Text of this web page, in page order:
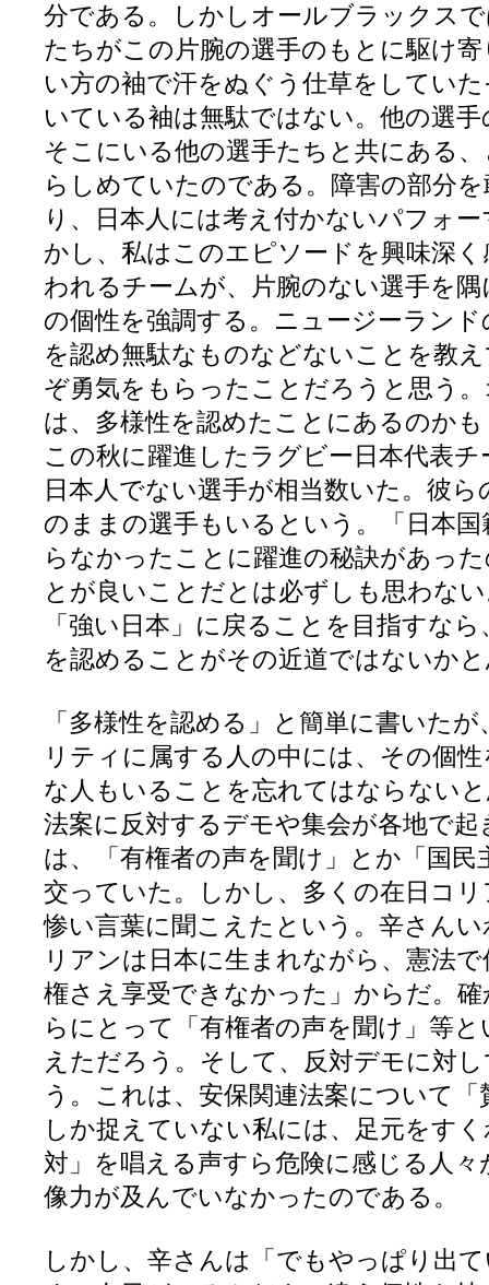
分である。しかしオールブラックス
たちがこの片腕の選手のもとに駆け
い方の袖で汗をぬぐう仕草をしてい
いている袖は無駄ではない。他の選
そこにいる他の選手たちと共にある
らしめていたのである。障害の部分
り、日本人には考え付かないパフォ
かし、私はこのエピソードを興味深
われるチームが、片腕のない選手を
の個性を強調する。ニュージーラン
を認め無駄なものなどないことを教
ぞ勇気をもらったことだろうと思う
は、多様性を認めたことにあるのか
この秋に躍進したラグビー日本代表
日本人でない選手が相当数いた。彼
のままの選手もいるという。「日本
らなかったことに躍進の秘訣があっ
とが良いことだとは必ずしも思わな
「強い日本」に戻ることを目指すな
を認めることがその近道ではない
「多様性を認める」と簡単に書いた
リティに属する人の中には、その個
な人もいることを忘れてはならない
法案に反対するデモや集会が各地で
は、「有権者の声を聞け」とか「国
交っていた。しかし、多くの在日コ
惨い言葉に聞こえたという。辛さん
リアンは日本に生まれながら、憲法
権さえ享受できなかった」からだ。
らにとって「有権者の声を聞け」等
えただろう。そして、反対デモに対
う。これは、安保関連法案について
しか捉えていない私には、足元をす
対」を唱える声すら危険に感じる人
像力が及んでいなかったのである。
しかし、辛さんは「でもやっぱり出